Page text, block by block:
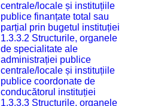
centrale/locale și instituțiile
publice finanțate total sau
parțial prin bugetul instituției
1.3.3.2 Structurile, organele
de specialitate ale
administrației publice
centrale/locale și instituțiile
publice coordonate de
conducătorul instituției
1.3.3.3 Structurile, organele